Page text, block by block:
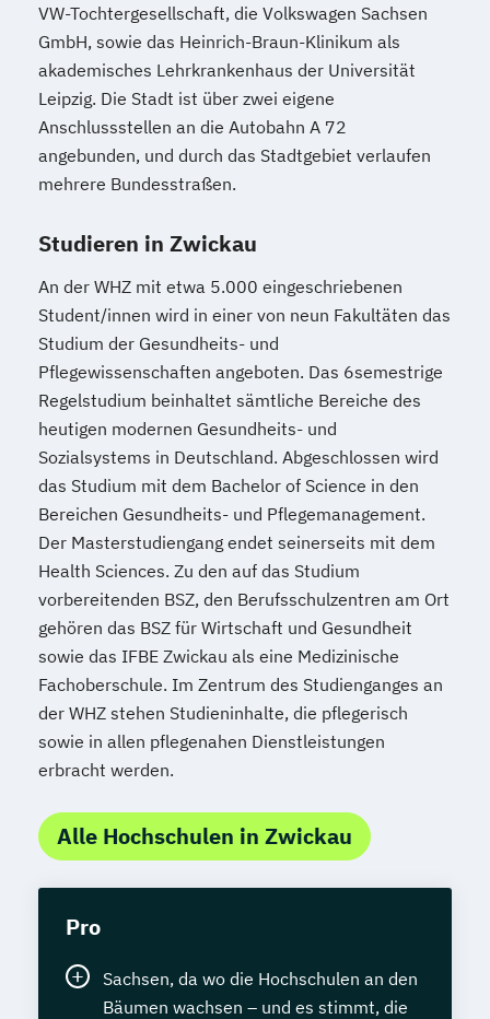
VW-Tochtergesellschaft, die Volkswagen Sachsen
GmbH, sowie das Heinrich-Braun-Klinikum als
akademisches Lehrkrankenhaus der Universität
Leipzig. Die Stadt ist über zwei eigene
Anschlussstellen an die Autobahn A 72
angebunden, und durch das Stadtgebiet verlaufen
mehrere Bundesstraßen.
Studieren in Zwickau
An der WHZ mit etwa 5.000 eingeschriebenen
Student/innen wird in einer von neun Fakultäten das
Studium der Gesundheits- und
Pflegewissenschaften angeboten. Das 6semestrige
Regelstudium beinhaltet sämtliche Bereiche des
heutigen modernen Gesundheits- und
Sozialsystems in Deutschland. Abgeschlossen wird
das Studium mit dem Bachelor of Science in den
Bereichen Gesundheits- und Pflegemanagement.
Der Masterstudiengang endet seinerseits mit dem
Health Sciences. Zu den auf das Studium
vorbereitenden BSZ, den Berufsschulzentren am Ort
gehören das BSZ für Wirtschaft und Gesundheit
sowie das IFBE Zwickau als eine Medizinische
Fachoberschule. Im Zentrum des Studienganges an
der WHZ stehen Studieninhalte, die pflegerisch
sowie in allen pflegenahen Dienstleistungen
erbracht werden.
Alle Hochschulen in Zwickau
Pro
Sachsen, da wo die Hochschulen an den
Bäumen wachsen – und es stimmt, die